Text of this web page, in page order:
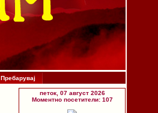
Пребарувај
петок, 07 август 2026
Моментно посетители: 107